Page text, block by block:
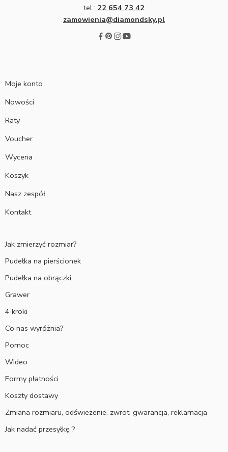
tel.: 22 654 73 42
zamowienia@diamondsky.pl
Moje konto
Nowości
Raty
Voucher
Wycena
Koszyk
Nasz zespół
Kontakt
Jak zmierzyć rozmiar?
Pudełka na pierścionek
Pudełka na obrączki
Grawer
4 kroki
Co nas wyróżnia?
Pomoc
Wideo
Formy płatności
Koszty dostawy
Zmiana rozmiaru, odświeżenie, zwrot, gwarancja, reklamacja
Jak nadać przesyłkę ?